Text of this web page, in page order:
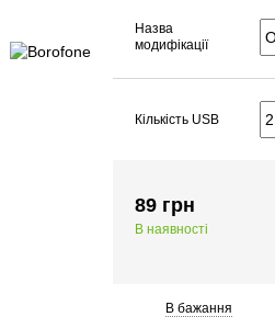
Назва
модифікації
Кількість USB
89 грн
В наявності
В бажання